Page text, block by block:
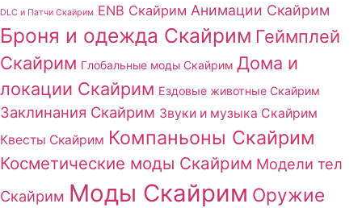
DLC и Патчи Скайрим ENB Скайрим Анимации Скайрим
Броня и одежда Скайрим Геймплей
Скайрим Глобальные моды Скайрим Дома и
локации Скайрим Ездовые животные Скайрим
Заклинания Скайрим Звуки и музыка Скайрим
Квесты Скайрим Компаньоны Скайрим
Косметические моды Скайрим Модели тел
Скайрим Моды Скайрим Оружие